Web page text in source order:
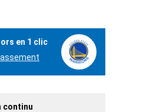
en 1 clic
continu